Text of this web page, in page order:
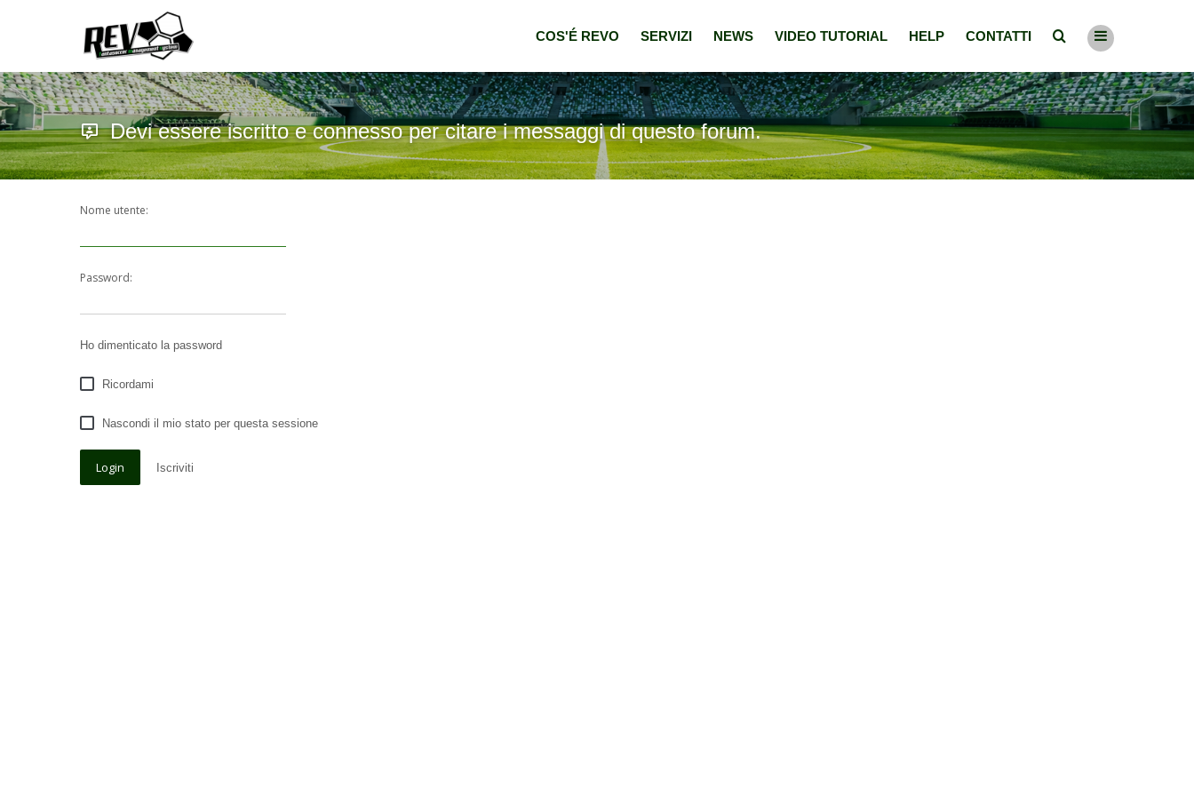
COS'É REVO SERVIZI NEWS VIDEO TUTORIAL HELP CONTATTI
Devi essere iscritto e connesso per citare i messaggi di questo forum.
Nome utente:
Password:
Ho dimenticato la password
Ricordami
Nascondi il mio stato per questa sessione
Iscriviti